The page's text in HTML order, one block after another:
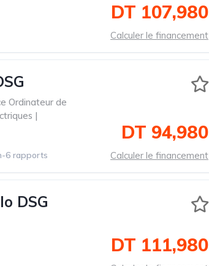
DT 107,980
Calculer le financement
Ordinateur de
|
6 rapports
DT 94,980
Calculer le financement
DSG
DT 111,980